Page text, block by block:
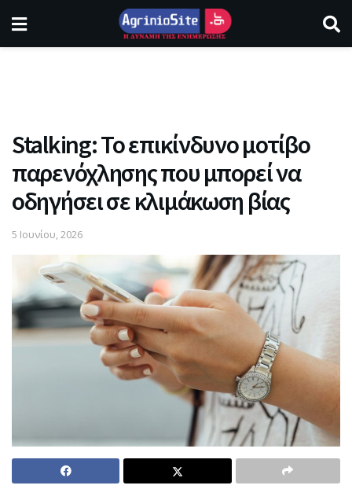
Stalking: Το επικίνδυνο μοτίβο
παρενόχλησης που μπορεί να
οδηγήσει σε κλιμάκωση βίας
5 Ιουνίου, 2026